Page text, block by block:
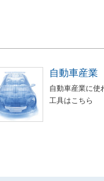
自動車産業
自動車産業に使
工具はこちら